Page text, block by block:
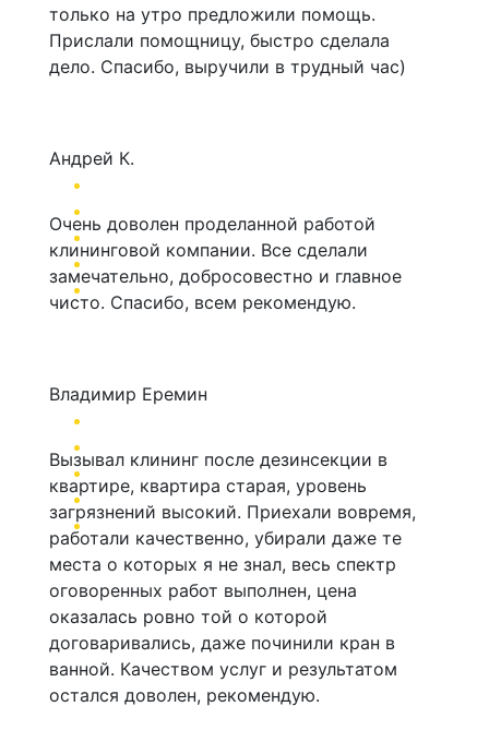
только на утро предложили помощь.
Прислали помощницу, быстро сделала
дело. Спасибо, выручили в трудный час)
Очень доволен проделанной работой
клининговой компании. Все сделали
замечательно, добросовестно и главное
чисто. Спасибо, всем рекомендую.
Андрей К.
Вызывал клининг после дезинсекции в
квартире, квартира старая, уровень
загрязнений высокий. Приехали вовремя,
работали качественно, убирали даже те
места о которых я не знал, весь спектр
оговоренных работ выполнен, цена
оказалась ровно той о которой
договаривались, даже починили кран в
ванной. Качеством услуг и результатом
остался доволен, рекомендую.
Владимир Еремин